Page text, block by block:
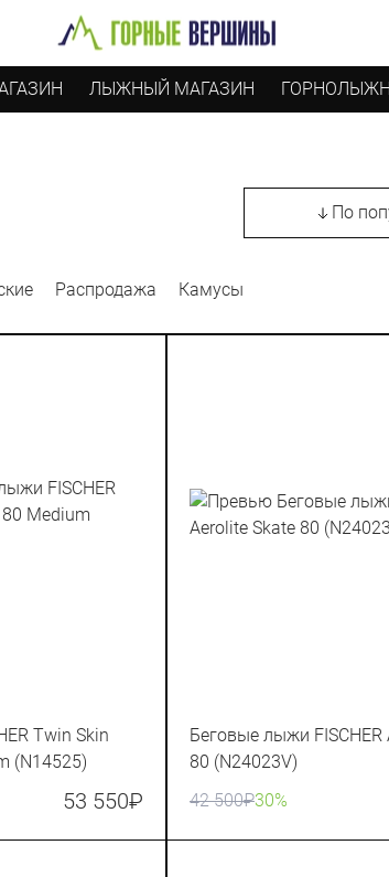
ЛЫЖНЫЙ МАГАЗИН
По
Распродажа Камусы
Twin Skin
(N14525)
53 550₽
Беговые лыжи FISCHER
80 (N24023V)
42 500₽30%